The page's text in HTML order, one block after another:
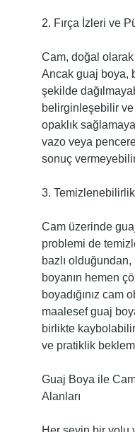
2. Fırça İzleri ve
Cam, doğal
Ancak guaj boya,
şekilde
belirginleşebilir
opaklık
vazo veya
sonuç
3.
Cam üzerinde
problemi de
bazlı
boyanın hemen
boyadığınız cam
maalesef guaj
birlikte
ve pratiklik
Guaj Boya ile
Alanları